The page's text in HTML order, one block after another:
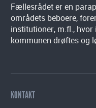
Fællesrådet er en
områdets beboere,
institutioner, m.fl.,
kommunen drøftes og
KONTAKT